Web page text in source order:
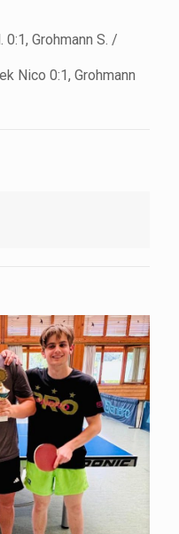
Grohmann S. /
Nico 0:1, Grohmann